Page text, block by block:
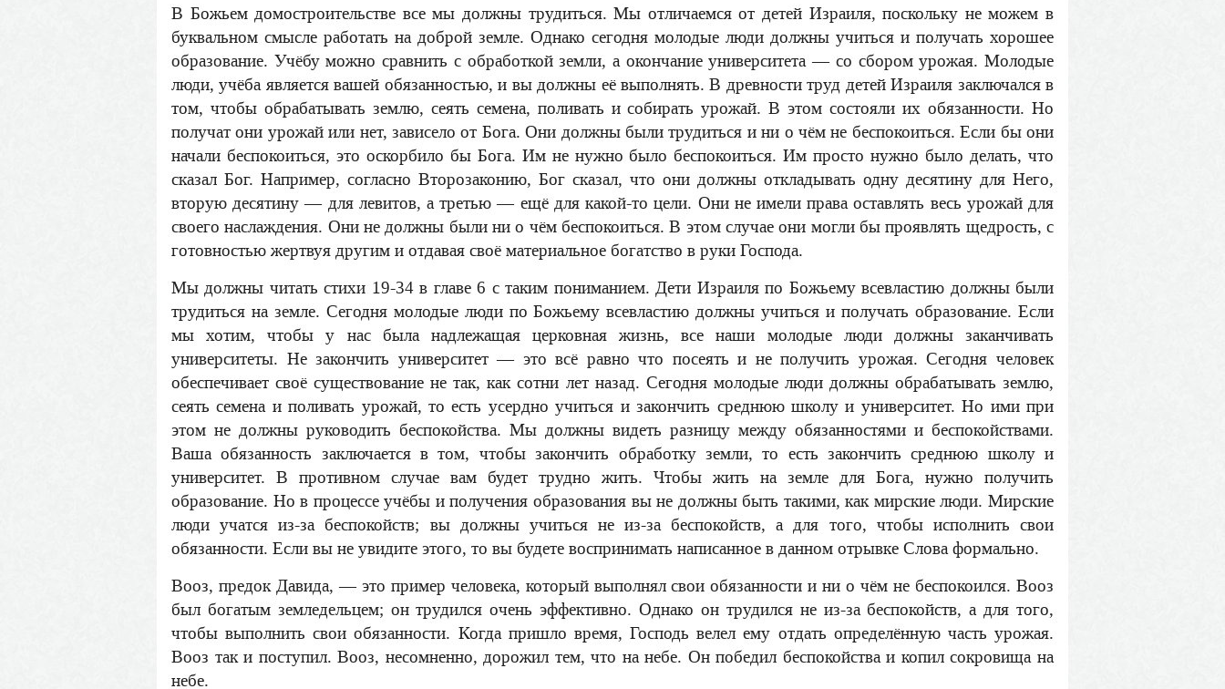
В Божьем домостроительстве все мы должны трудиться. Мы отличаемся от детей Израиля, поскольку не можем в
буквальном смысле работать на доброй земле. Однако сегодня молодые люди должны учиться и получать хорошее
образование. Учёбу можно сравнить с обработкой земли, а окончание университета — со сбором урожая. Молодые
люди, учёба является вашей обязанностью, и вы должны её выполнять. В древности труд детей Израиля заключался в
том, чтобы обрабатывать землю, сеять семена, поливать и собирать урожай. В этом состояли их обязанности. Но
получат они урожай или нет, зависело от Бога. Они должны были трудиться и ни о чём не беспокоиться. Если бы они
начали беспокоиться, это оскорбило бы Бога. Им не нужно было беспокоиться. Им просто нужно было делать, что
сказал Бог. Например, согласно Второзаконию, Бог сказал, что они должны откладывать одну десятину для Него,
вторую десятину — для левитов, а третью — ещё для какой-то цели. Они не имели права оставлять весь урожай для
своего наслаждения. Они не должны были ни о чём беспокоиться. В этом случае они могли бы проявлять щедрость, с
готовностью жертвуя другим и отдавая своё материальное богатство в руки Господа.
Мы должны читать стихи 19-34 в главе 6 с таким пониманием. Дети Израиля по Божьему всевластию должны были
трудиться на земле. Сегодня молодые люди по Божьему всевластию должны учиться и получать образование. Если
мы хотим, чтобы у нас была надлежащая церковная жизнь, все наши молодые люди должны заканчивать
университеты. Не закончить университет — это всё равно что посеять и не получить урожая. Сегодня человек
обеспечивает своё существование не так, как сотни лет назад. Сегодня молодые люди должны обрабатывать землю,
сеять семена и поливать урожай, то есть усердно учиться и закончить среднюю школу и университет. Но ими при
этом не должны руководить беспокойства. Мы должны видеть разницу между обязанностями и беспокойствами.
Ваша обязанность заключается в том, чтобы закончить обработку земли, то есть закончить среднюю школу и
университет. В противном случае вам будет трудно жить. Чтобы жить на земле для Бога, нужно получить
образование. Но в процессе учёбы и получения образования вы не должны быть такими, как мирские люди. Мирские
люди учатся из-за беспокойств; вы должны учиться не из-за беспокойств, а для того, чтобы исполнить свои
обязанности. Если вы не увидите этого, то вы будете воспринимать написанное в данном отрывке Слова формально.
Вооз, предок Давида, — это пример человека, который выполнял свои обязанности и ни о чём не беспокоился. Вооз
был богатым земледельцем; он трудился очень эффективно. Однако он трудился не из-за беспокойств, а для того,
чтобы выполнить свои обязанности. Когда пришло время, Господь велел ему отдать определённую часть урожая.
Вооз так и поступил. Вооз, несомненно, дорожил тем, что на небе. Он победил беспокойства и копил сокровища на
небе.